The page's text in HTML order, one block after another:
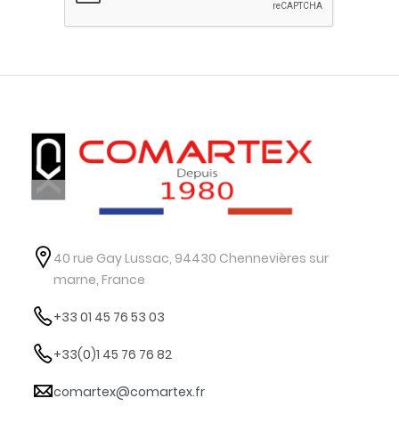
40 rue Gay Lussac, 94430 Chennevières sur
marne, France
+33 01 45 76 53 03
+33(0)1 45 76 76 82
comartex@comartex.fr